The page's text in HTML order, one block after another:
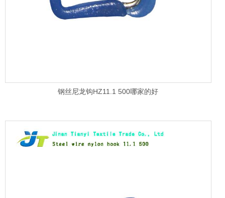
钢丝尼龙钩HZ11.1 500哪家的好